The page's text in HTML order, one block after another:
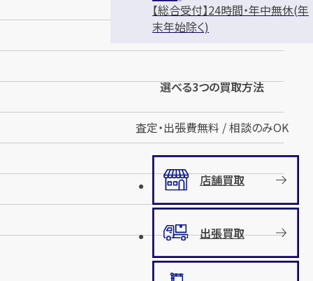
【総合受付】24時間・年中無休(年
末年始除く)
選べる3つの買取方法
査定・出張費無料 / 相談のみOK
店舗買取
出張買取